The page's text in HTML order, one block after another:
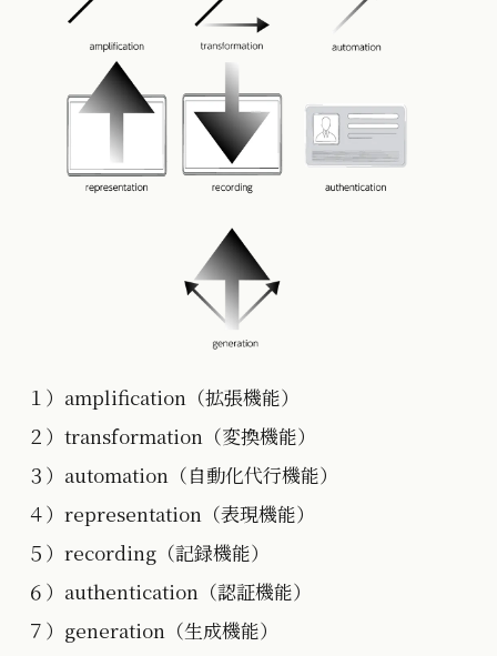
１）amplification（拡張機能）
２）transformation（変換機能）
３）automation（自動化代行機能）
４）representation（表現機能）
５）recording（記録機能）
６）authentication（認証機能）
７）generation（生成機能）